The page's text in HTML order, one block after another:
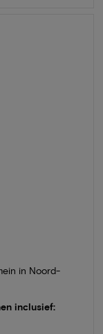
in Noord-
inclusief: